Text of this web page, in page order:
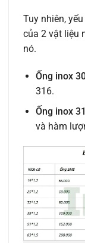
Tuy nhiên,
của 2 vật liệu
nó.
Ống inox
316.
Ống inox
và hàm